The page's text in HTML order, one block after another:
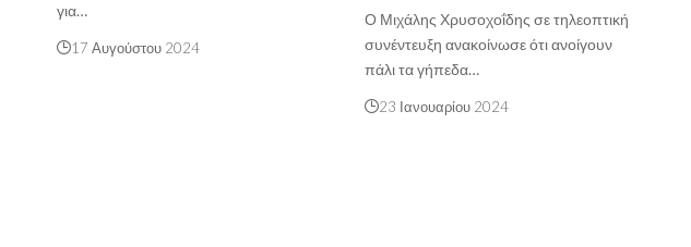
για…
17 Αυγούστου 2024
Ο Μιχάλης Χρυσοχοΐδης σε τηλεοπτική
συνέντευξη ανακοίνωσε ότι ανοίγουν
πάλι τα γήπεδα…
23 Ιανουαρίου 2024